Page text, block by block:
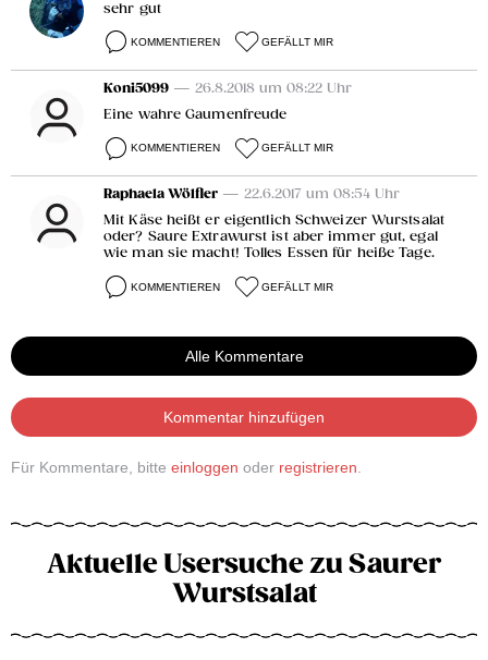
sehr gut
KOMMENTIEREN GEFÄLLT MIR
Koni5099 — 26.8.2018 um 08:22 Uhr
Eine wahre Gaumenfreude
KOMMENTIEREN GEFÄLLT MIR
Raphaela Wölfler — 22.6.2017 um 08:54 Uhr
Mit Käse heißt er eigentlich Schweizer Wurstsalat
oder? Saure Extrawurst ist aber immer gut, egal
wie man sie macht! Tolles Essen für heiße Tage.
KOMMENTIEREN GEFÄLLT MIR
Alle Kommentare
Kommentar hinzufügen
Für Kommentare, bitte einloggen oder registrieren
Aktuelle Usersuche zu Saurer
Wurstsalat